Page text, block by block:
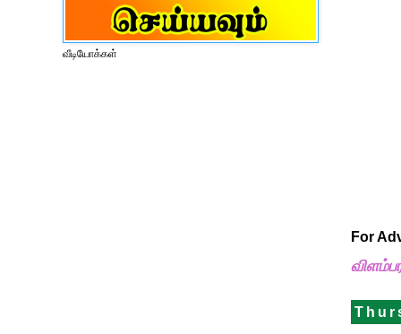
For
வீடியோக்கள்